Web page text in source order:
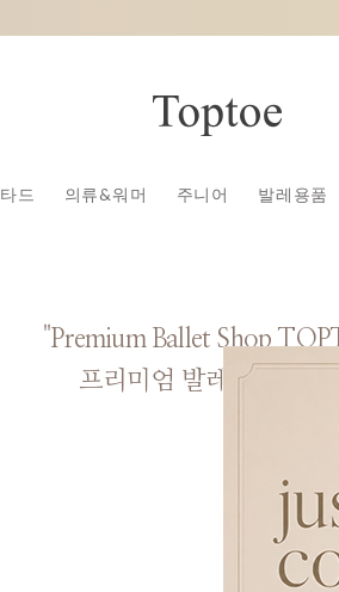
드 의류&워머 주니어 발레용품
"Premium Ballet Shop
프리미엄 발레용품 전문